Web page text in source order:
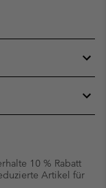
10 % Rabatt
Artikel für